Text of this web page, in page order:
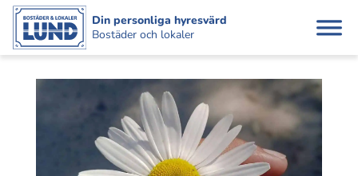
Din personliga hyresvärd
Bostäder och lokaler